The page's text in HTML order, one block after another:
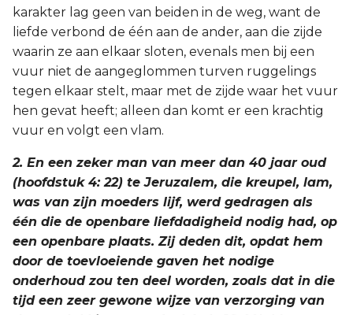
karakter lag geen van beiden in de weg, want de
liefde verbond de één aan de ander, aan die zijde
waarin ze aan elkaar sloten, evenals men bij een
vuur niet de aangeglommen turven ruggelings
tegen elkaar stelt, maar met de zijde waar het vuur
hen gevat heeft; alleen dan komt er een krachtig
vuur en volgt een vlam.
2. En een zeker man van meer dan 40 jaar oud
(hoofdstuk 4: 22) te Jeruzalem, die kreupel, lam,
was van zijn moeders lijf, werd gedragen als
één die de openbare liefdadigheid nodig had, op
een openbare plaats. Zij deden dit, opdat hem
door de toevloeiende gaven het nodige
onderhoud zou ten deel worden, zoals dat in die
tijd een zeer gewone wijze van verzorging van